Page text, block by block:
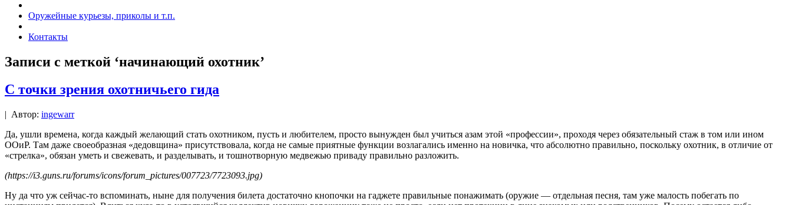
Оружейные курьезы, приколы и т.п.
Контакты
Записи с меткой ‘начинающий охотник’
С точки зрения охотничьего гида
| Автор: ingewarr
Да, ушли времена, когда каждый желающий стать охотником, пусть и любителем, просто вынужден был учиться азам этой «профессии», проходя через обязательный стаж в том или ином
ООиР. Там даже своеобразная «дедовщина» присутствовала, когда не самые приятные функции возлагались именно на новичка, что абсолютно правильно, поскольку охотник, в отличие от
«стрелка», обязан уметь и свежевать, и разделывать, и тошнотворную медвежью приваду правильно разложить.
(https://i3.guns.ru/forums/icons/forum_pictures/007723/7723093.jpg)
Ну да что уж сейчас-то вспоминать, ныне для получения билета достаточно кнопочки на гаджете правильные понажимать (оружие — отдельная песня, там уже малость побегать по